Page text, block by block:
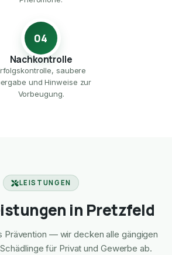
04
Nachkontrolle
saubere
und Hinweise zur
Vorbeugung.
LEISTUNGEN
in Pretzfeld
Prävention — wir decken alle gängigen
für Privat und Gewerbe ab.